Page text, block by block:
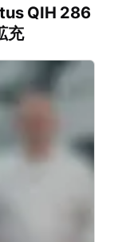
QIH 286
充